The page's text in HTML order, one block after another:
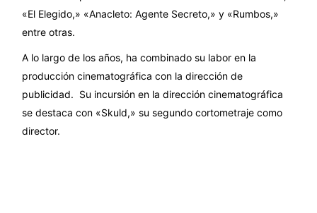
«El Elegido,» «Anacleto: Agente Secreto,» y «Rumbos,»
entre otras.
A lo largo de los años, ha combinado su labor en la
producción cinematográfica con la dirección de
publicidad. Su incursión en la dirección cinematográfica
se destaca con «Skuld,» su segundo cortometraje como
director.